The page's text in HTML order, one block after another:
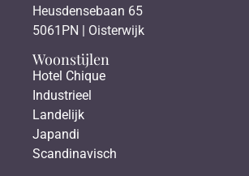
Heusdensebaan 65
5061PN | Oisterwijk
Woonstijlen
Hotel Chique
Industrieel
Landelijk
Japandi
Scandinavisch